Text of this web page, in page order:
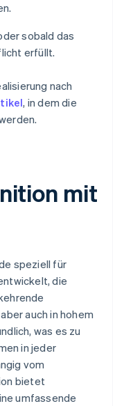
sobald das
erfüllt.
nach
, in dem die
mit
speziell für
die
auch in hohem
was es zu
in jeder
vom
bietet
umfassende